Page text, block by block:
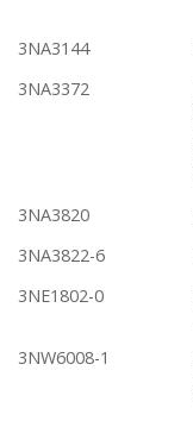
3NA3144
3NA3372
3NA3820
3NA3822-6
3NE1802-0
3NW6008-1